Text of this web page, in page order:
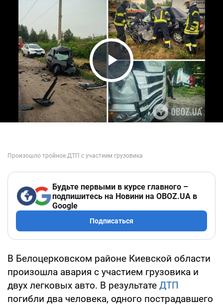
Play Video
Будьте первыми в курсе главного –
подпишитесь на Новини на OBOZ.UA в
Google
Подписаться
В Белоцерковском районе Киевской области
произошла авария с участием грузовика и
двух легковых авто. В результате ДТП
погибли два человека, одного пострадавшего